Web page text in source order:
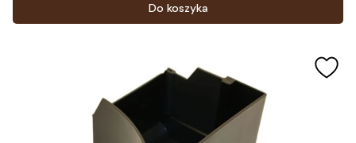
Do koszyka